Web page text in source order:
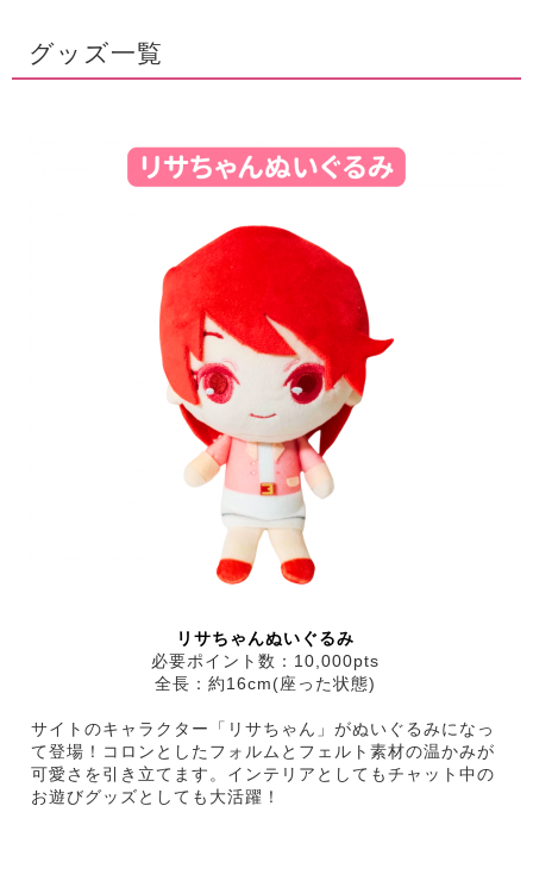
グッズ一覧
リサちゃんぬいぐるみ
必要ポイント数：10,000pts
全長：約16cm(座った状態)
サイトのキャラクター「リサちゃん」がぬいぐるみになっ
て登場！コロンとしたフォルムとフェルト素材の温かみが
可愛さを引き立てます。インテリアとしてもチャット中の
お遊びグッズとしても大活躍！